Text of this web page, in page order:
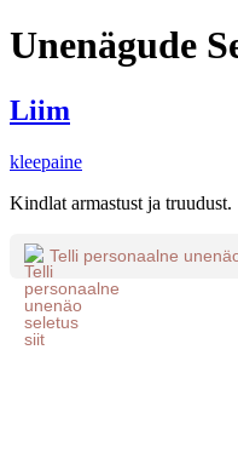
Unenägude
Liim
kleepaine
Kindlat armastust ja truudust.
Telli personaalne